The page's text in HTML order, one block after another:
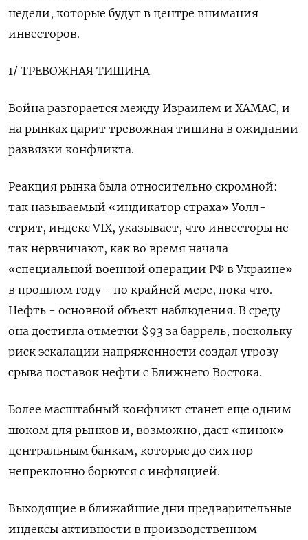
недели, которые будут в центре внимания
инвесторов.
1/ ТРЕВОЖНАЯ ТИШИНА
Война разгорается между Израилем и ХАМАС, и
на рынках царит тревожная тишина в ожидании
развязки конфликта.
Реакция рынка была относительно скромной:
так называемый «индикатор страха» Уолл-
стрит, индекс VIX, указывает, что инвесторы не
так нервничают, как во время начала
«специальной военной операции РФ в Украине»
в прошлом году - по крайней мере, пока что.
Нефть - основной объект наблюдения. В среду
она достигла отметки $93 за баррель, поскольку
риск эскалации напряженности создал угрозу
срыва поставок нефти с Ближнего Востока.
Более масштабный конфликт станет еще одним
шоком для рынков и, возможно, даст «пинок»
центральным банкам, которые до сих пор
непреклонно борются с инфляцией.
Выходящие в ближайшие дни предварительные
индексы активности в производственном